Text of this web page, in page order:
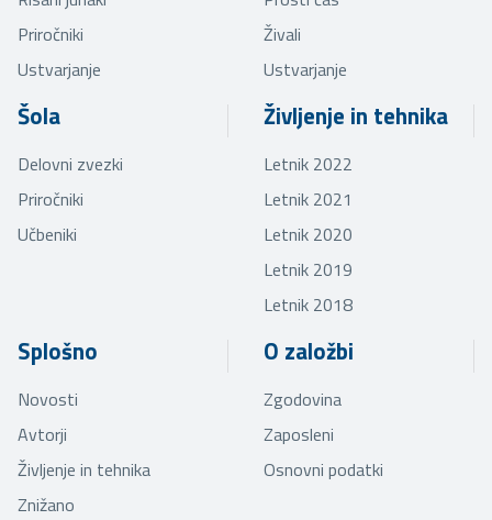
Priročniki
Ustvarjanje
Živali
Ustvarjanje
Šola
Delovni zvezki
Priročniki
Učbeniki
Življenje in tehnika
Letnik 2022
Letnik 2021
Letnik 2020
Letnik 2019
Letnik 2018
Splošno
Novosti
Avtorji
Življenje in tehnika
Znižano
O založbi
Zgodovina
Zaposleni
Osnovni podatki